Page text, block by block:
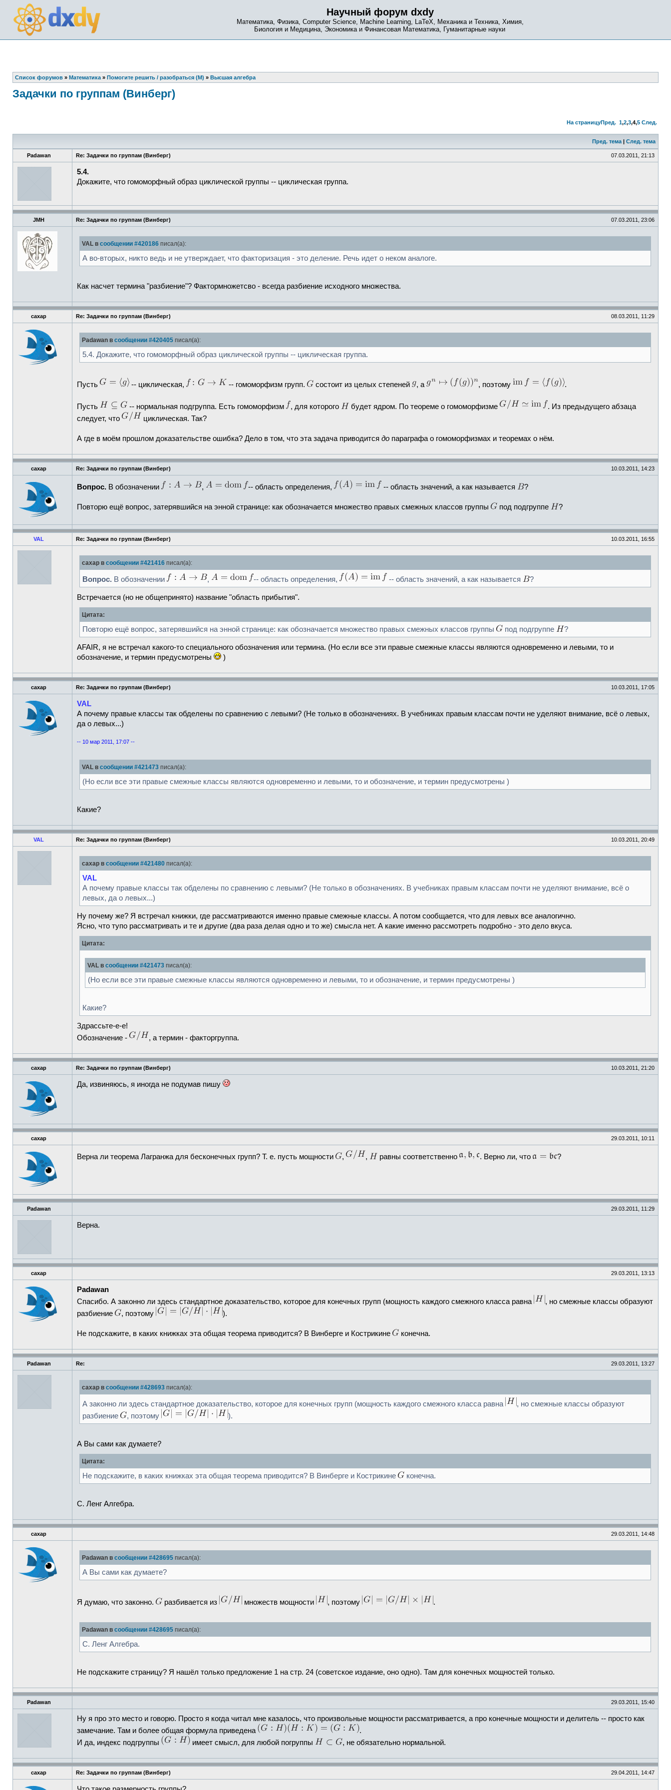
Научный форум dxdy
Математика, Физика, Computer Science, Machine Learning, LaTeX, Механика и Техника, Химия,
Биология и Медицина, Экономика и Финансовая Математика, Гуманитарные науки
Список форумов » Математика » Помогите решить / разобраться (М) » Высшая алгебра
Задачки по группам (Винберг)
На страницуПред. 1,2,3,4,5 След.
Пред. тема | След. тема
Padawan Re: Задачки по группам (Винберг) 07.03.2011, 21:13
5.4.
Докажите, что гомоморфный образ циклической группы -- циклическая группа.
JMH Re: Задачки по группам (Винберг) 07.03.2011, 23:06
VAL в сообщении #420186 писал(а):
А во-вторых, никто ведь и не утверждает, что факторизация - это деление. Речь идет о неком аналоге.
Как насчет термина "разбиение"? Фактормножетсво - всегда разбиение исходного множества.
caxap Re: Задачки по группам (Винберг) 08.03.2011, 11:29
Padawan в сообщении #420405 писал(а):
5.4. Докажите, что гомоморфный образ циклической группы -- циклическая группа.
Пусть -- циклическая, -- гомоморфизм групп. состоит из целых степеней , а , поэтому .
Пусть -- нормальная подгруппа. Есть гомоморфизм , для которого будет ядром. По теореме о гомоморфизме
. Из предыдущего абзаца
следует, что
циклическая. Так?
А где в моём прошлом доказательстве ошибка? Дело в том, что эта задача приводится до параграфа о гомоморфизмах и теоремах о нём.
caxap Re: Задачки по группам (Винберг) 10.03.2011, 14:23
Вопрос. В обозначении , -- область определения, -- область значений, а как называется ?
Повторю ещё вопрос, затерявшийся на энной странице: как обозначается множество правых смежных классов группы под подгруппе ?
VAL Re: Задачки по группам (Винберг) 10.03.2011, 16:55
caxap в сообщении #421416 писал(а):
Вопрос. В обозначении , -- область определения, -- область значений, а как называется ?
Встречается (но не общепринято) название "область прибытия".
Цитата:
Повторю ещё вопрос, затерявшийся на энной странице: как обозначается множество правых смежных классов группы под подгруппе ?
AFAIR, я не встречал какого-то специального обозначения или термина. (Но если все эти правые смежные классы являются одновременно и левыми, то и
обозначение, и термин предусмотрены
)
caxap Re: Задачки по группам (Винберг) 10.03.2011, 17:05
VAL
А почему правые классы так обделены по сравнению с левыми? (Не только в обозначениях. В учебниках правым классам почти не уделяют внимание, всё о левых,
да о левых...)
-- 10 мар 2011, 17:07 --
VAL в сообщении #421473 писал(а):
(Но если все эти правые смежные классы являются одновременно и левыми, то и обозначение, и термин предусмотрены )
Какие?
VAL Re: Задачки по группам (Винберг) 10.03.2011, 20:49
caxap в сообщении #421480 писал(а):
VAL
А почему правые классы так обделены по сравнению с левыми? (Не только в обозначениях. В учебниках правым классам почти не уделяют внимание, всё о
левых, да о левых...)
Ну почему же? Я встречал книжки, где рассматриваются именно правые смежные классы. А потом сообщается, что для левых все аналогично.
Ясно, что тупо рассматривать и те и другие (два раза делая одно и то же) смысла нет. А какие именно рассмотреть подробно - это дело вкуса.
Цитата:
VAL в сообщении #421473 писал(а):
(Но если все эти правые смежные классы являются одновременно и левыми, то и обозначение, и термин предусмотрены )
Какие?
Здрассьте-е-е!
Обозначение -
, а термин - факторгруппа.
caxap Re: Задачки по группам (Винберг) 10.03.2011, 21:20
Да, извиняюсь, я иногда не подумав пишу
caxap 29.03.2011, 10:11
Верна ли теорема Лагранжа для бесконечных групп? Т. е. пусть мощности , , равны соответственно . Верно ли, что ?
Padawan 29.03.2011, 11:29
Верна.
caxap 29.03.2011, 13:13
Padawan
Спасибо. А законно ли здесь стандартное доказательство, которое для конечных групп (мощность каждого смежного класса равна
, но смежные классы образуют
разбиение
, поэтому ).
Не подскажите, в каких книжках эта общая теорема приводится? В Винберге и Кострикине конечна.
Padawan Re: 29.03.2011, 13:27
caxap в сообщении #428693 писал(а):
А законно ли здесь стандартное доказательство, которое для конечных групп (мощность каждого смежного класса равна
, но смежные классы образуют
разбиение
, поэтому ).
А Вы сами как думаете?
Цитата:
Не подскажите, в каких книжках эта общая теорема приводится? В Винберге и Кострикине конечна.
С. Ленг Алгебра.
caxap 29.03.2011, 14:48
Padawan в сообщении #428695 писал(а):
А Вы сами как думаете?
Я думаю, что законно. разбивается из множеств мощности , поэтому .
Padawan в сообщении #428695 писал(а):
С. Ленг Алгебра.
Не подскажите страницу? Я нашёл только предложение 1 на стр. 24 (советское издание, оно одно). Там для конечных мощностей только.
Padawan 29.03.2011, 15:40
Ну я про это место и говорю. Просто я когда читал мне казалось, что произвольные мощности рассматривается, а про конечные мощности и делитель -- просто как
замечание. Там и более общая формула приведена
.
И да, индекс подгруппы
имеет смысл, для любой погруппы , не обязательно нормальной.
caxap Re: Задачки по группам (Винберг) 29.04.2011, 14:47